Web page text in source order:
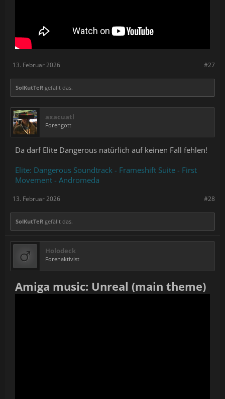
#27
13. Februar 2026
SolKutTeR gefällt das.
axacuatl
Forengott
Da darf Elite Dangerous natürlich auf keinen Fall fehlen!
Elite: Dangerous Soundtrack - Frameshift Suite - First
Movement - Andromeda
#28
13. Februar 2026
SolKutTeR gefällt das.
Holodeck
Forenaktivist
Amiga music: Unreal (main theme)